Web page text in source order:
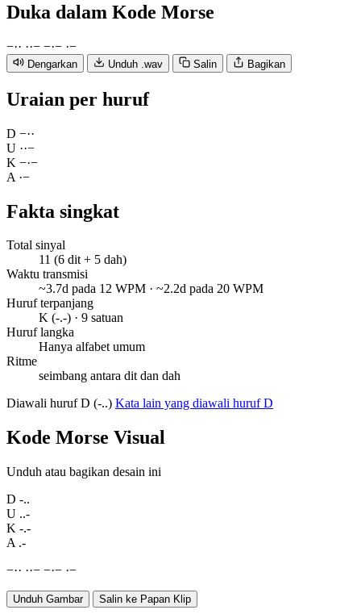
Duka dalam Kode Morse
−·· ··− −·− ·−
Dengarkan Unduh .wav Salin Bagikan
Uraian per huruf
D −··
U ··−
K −·−
A ·−
Fakta singkat
Total sinyal
11 (6 dit + 5 dah)
Waktu transmisi
~3.7d pada 12 WPM · ~2.2d pada 20 WPM
Huruf terpanjang
K (-.-) · 9 satuan
Huruf langka
Hanya alfabet umum
Ritme
seimbang antara dit dan dah
Diawali huruf D (-..) Kata lain yang diawali huruf D
Kode Morse Visual
Unduh atau bagikan desain ini
D -..
U ..-
K -.-
A .-
−·· ··− −·− ·−
Unduh Gambar Salin ke Papan Klip